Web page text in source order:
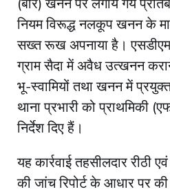
(बोर) खनन पर लगाये गये
नियम विरूद्ध नलकूप खनन के
सख्‍त रूख अपनाया है। एसडीएम
ग्राम सैदा में अवैध उत्खनन
भू-स्वामियों तथा खनन में
थाना प्रभारी को
निर्देश दिए हैं।
यह कार्रवाई तहसीलदार रीठी
की जांच रिपोर्ट के आधार पर